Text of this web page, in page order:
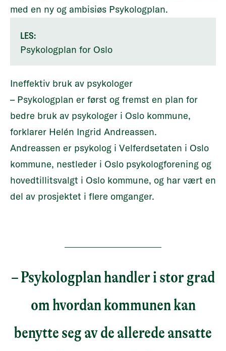
med en ny og ambisiøs Psykologplan.
LES:
Psykologplan for Oslo
Ineffektiv bruk av psykologer
– Psykologplan er først og fremst en plan for
bedre bruk av psykologer i Oslo kommune,
forklarer Helén Ingrid Andreassen.
Andreassen er psykolog i Velferdsetaten i Oslo
kommune, nestleder i Oslo psykologforening og
hovedtillitsvalgt i Oslo kommune, og har vært en
del av prosjektet i flere omganger.
– Psykologplan handler i stor grad
om hvordan kommunen kan
benytte seg av de allerede ansatte